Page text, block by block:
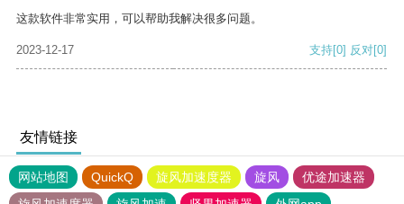
这款软件非常实用，可以帮助我解决很多问题。
2023-12-17 支持[0] 反对[0]
友情链接
网站地图 QuickQ 旋风加速度器 旋风
优途加速器